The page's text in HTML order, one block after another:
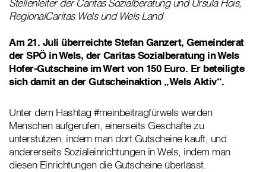
Stellenleiter der Caritas Sozialberatung und Ursula Hois,
RegionalCaritas Wels und Wels Land
Am 21. Juli überreichte Stefan Ganzert, Gemeinderat
der SPÖ in Wels, der Caritas Sozialberatung in Wels
Hofer-Gutscheine im Wert von 150 Euro. Er beteiligte
sich damit an der Gutscheinaktion „Wels Aktiv“.
Unter dem Hashtag #meinbeitragfürwels werden
Menschen aufgerufen, einerseits Geschäfte zu
unterstützen, indem man dort Gutscheine kauft, und
andererseits Sozialeinrichtungen in Wels, indem man
diesen Einrichtungen die Gutscheine überlässt.